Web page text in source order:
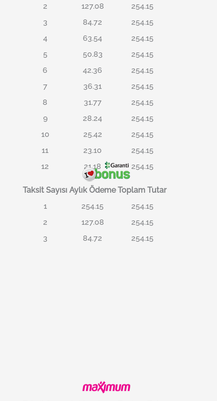
2
127.08
254.15
3
84.72
254.15
4
63.54
254.15
5
50.83
254.15
6
42.36
254.15
7
36.31
254.15
8
31.77
254.15
9
28.24
254.15
10
25.42
254.15
11
23.10
254.15
12
21.18 254.15
Taksit Sayısı Aylık Ödeme Toplam Tutar
1
254.15
254.15
2
127.08
254.15
3
84.72 254.15